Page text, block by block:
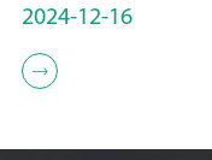
2024-12-16
